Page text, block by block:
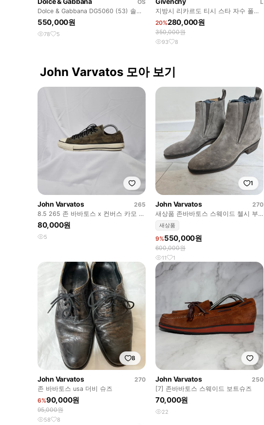
OS
Dolce & Gabbana DG5060 (53) 솔로
지옥 덱스 안경
550,000원
78 5
L
지방시 리카르도 티시 스타 자수 폴로
티셔츠
20%280,000원
350,000원
93 8
John Varvatos 모아 보기
John Varvatos
265
8.5 265 존 바바토스 x 컨버스 카모 로
우 스니커즈
80,000원
5
1
John Varvatos
270
새상품 존바바토스 스웨이드 첼시 부
츠새상품
9%550,000원
600,000원
11 1
8
John Varvatos
270
존 바바토스 usa 더비 슈즈
6%90,000원
95,000원
58 8
John Varvatos
250
[7] 존바바토스 스웨이드 보트슈즈
70,000원
22